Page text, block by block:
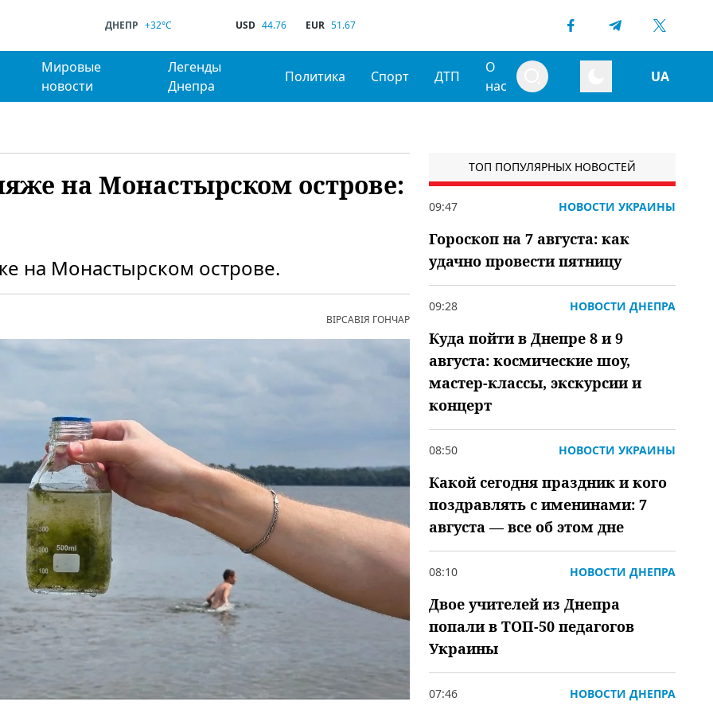
ДНЕПР +32°C USD 44.76 EUR 51.67
Мировые
новости
Легенды
Днепра
Политика Спорт ДТП
О
нас
UA
на Монастырском острове:
на Монастырском острове.
ВІРСАВІЯ ГОНЧАР
ТОП ПОПУЛЯРНЫХ НОВОСТЕЙ
09:47 НОВОСТИ УКРАИНЫ
Гороскоп на 7 августа: как
удачно провести пятницу
09:28 НОВОСТИ ДНЕПРА
Куда пойти в Днепре 8 и 9
августа: космические шоу,
мастер-классы, экскурсии и
концерт
08:50 НОВОСТИ УКРАИНЫ
Какой сегодня праздник и кого
поздравлять с именинами: 7
августа — все об этом дне
08:10 НОВОСТИ ДНЕПРА
Двое учителей из Днепра
попали в ТОП-50 педагогов
Украины
07:46 НОВОСТИ ДНЕПРА